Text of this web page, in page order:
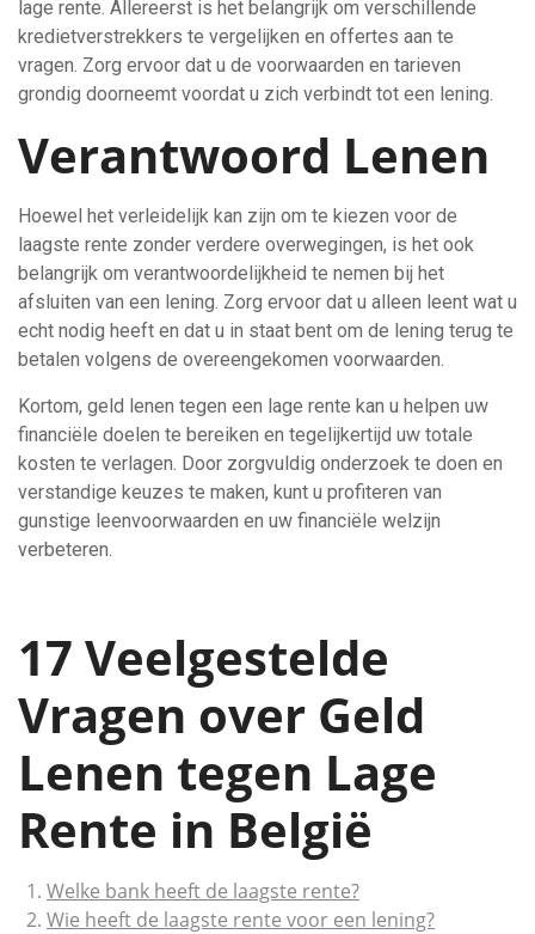
lage rente. Allereerst is het belangrijk om verschillende
kredietverstrekkers te vergelijken en offertes aan te
vragen. Zorg ervoor dat u de voorwaarden en tarieven
grondig doorneemt voordat u zich verbindt tot een lening.
Verantwoord Lenen
Hoewel het verleidelijk kan zijn om te kiezen voor de
laagste rente zonder verdere overwegingen, is het ook
belangrijk om verantwoordelijkheid te nemen bij het
afsluiten van een lening. Zorg ervoor dat u alleen leent wat u
echt nodig heeft en dat u in staat bent om de lening terug te
betalen volgens de overeengekomen voorwaarden.
Kortom, geld lenen tegen een lage rente kan u helpen uw
financiële doelen te bereiken en tegelijkertijd uw totale
kosten te verlagen. Door zorgvuldig onderzoek te doen en
verstandige keuzes te maken, kunt u profiteren van
gunstige leenvoorwaarden en uw financiële welzijn
verbeteren.
17 Veelgestelde
Vragen over Geld
Lenen tegen Lage
Rente in België
Welke bank heeft de laagste rente?
Wie heeft de laagste rente voor een lening?